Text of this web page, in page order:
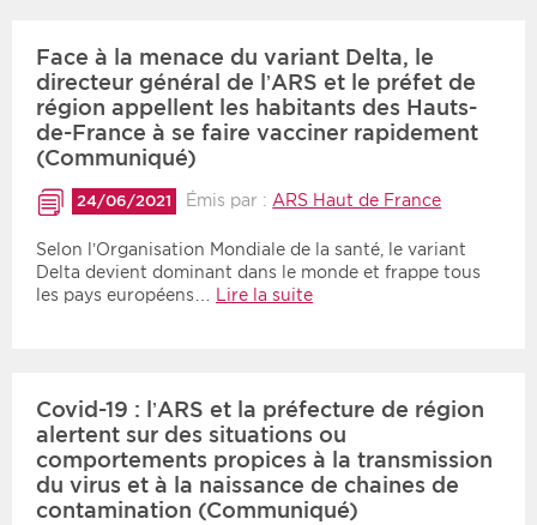
Face à la menace du variant Delta, le
directeur général de l’ARS et le préfet de
région appellent les habitants des Hauts-
de-France à se faire vacciner rapidement
(Communiqué)
24/06/2021 Émis par :ARS Haut de France
Selon l’Organisation Mondiale de la santé, le variant
Delta devient dominant dans le monde et frappe tous
les pays européens…
Lire la suite
Covid-19 : l’ARS et la préfecture de région
alertent sur des situations ou
comportements propices à la transmission
du virus et à la naissance de chaines de
contamination (Communiqué)